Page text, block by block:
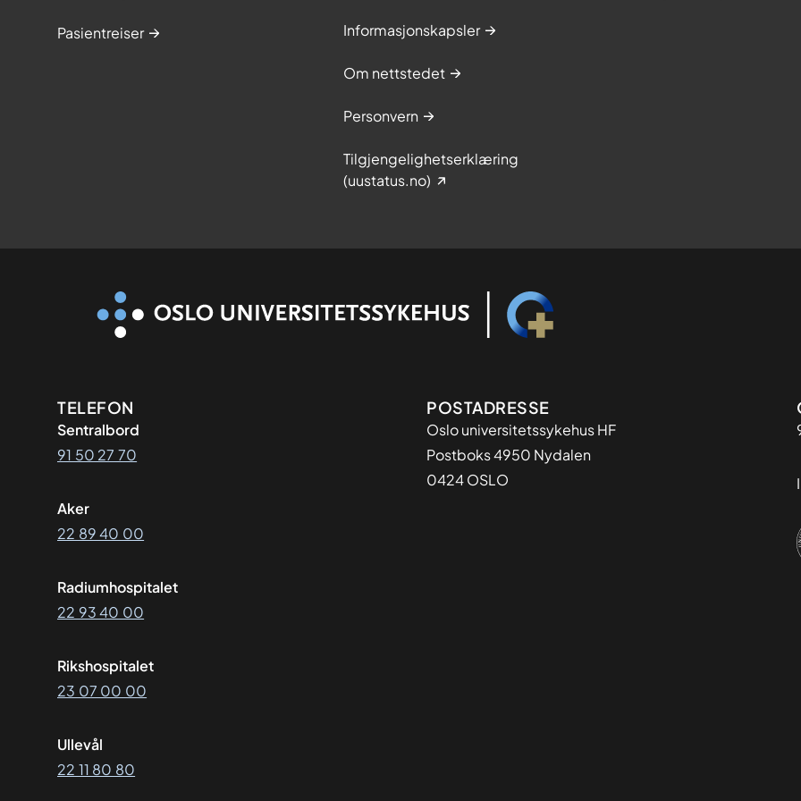
Pasientreiser Informasjonskapsler
Om nettstedet
Personvern
Tilgjengelighetserklæring
(uustatus.no)
Kontaktinformasjon
TELEFON
Sentralbord
91 50 27 70
Aker
22 89 40 00
Radiumhospitalet
22 93 40 00
Rikshospitalet
23 07 00 00
Ullevål
22 11 80 80
Adresse
POSTADRESSE
Oslo universitetssykehus HF
Postboks 4950 Nydalen
0424 OSLO